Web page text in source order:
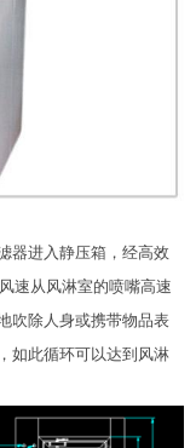
器进入静压箱，经高效
速从风淋室的喷嘴高速
吹除人身或携带物品表
如此循环可以达到风淋